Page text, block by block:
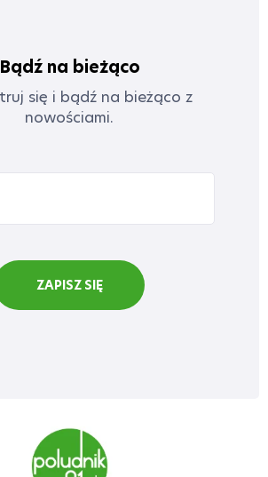
Bądź na bieżąco
się i bądź na bieżąco z
nowościami.
ZAPISZ SIĘ